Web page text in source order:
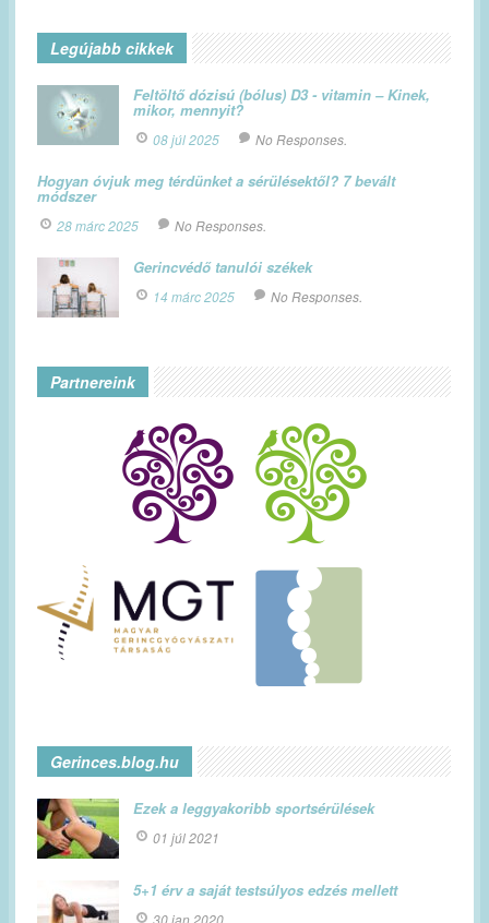
Legújabb cikkek
Feltöltő dózisú (bólus) D3 - vitamin – Kinek,
mikor, mennyit?
08 júl 2025 No Responses.
Hogyan óvjuk meg térdünket a sérülésektől? 7 bevált
módszer
28 márc 2025 No Responses.
Gerincvédő tanulói székek
14 márc 2025 No Responses.
Partnereink
Gerinces.blog.hu
Ezek a leggyakoribb sportsérülések
01 júl 2021
5+1 érv a saját testsúlyos edzés mellett
30 jan 2020